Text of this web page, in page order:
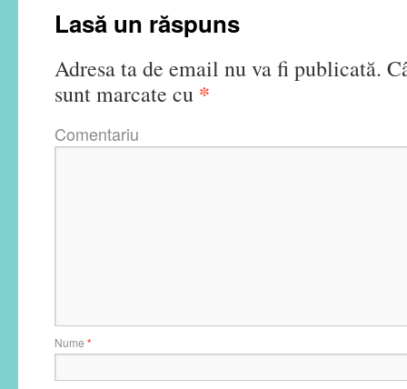
Lasă un răspuns
Adresa ta de email nu va fi publicată.
sunt marcate cu *
Comentariu
Nume *